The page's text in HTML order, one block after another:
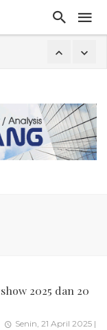
FWK: Presiden dan Masyarakat Perlu Gunakan Bahasa yang Santun
Kedutaan Palestina Gelar Aksi Kerja Sukarela di Menteng sebagai Bentuk Terima Kasih kepada Indonesia
2025 dan 20
Senin, 21 April 2025 |